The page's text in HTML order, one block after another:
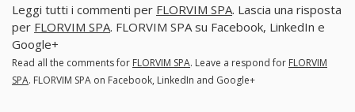
Leggi tutti i commenti per FLORVIM SPA. Lascia una risposta
per FLORVIM SPA. FLORVIM SPA su Facebook, LinkedIn e
Google+
Read all the comments for FLORVIM SPA. Leave a respond for FLORVIM
SPA. FLORVIM SPA on Facebook, LinkedIn and Google+